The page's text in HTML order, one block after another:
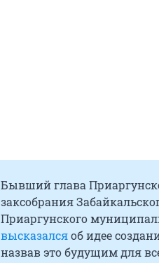
Бывший глава
заксобрания
Приаргунского
высказалсяоб идее
назвав это будущим для